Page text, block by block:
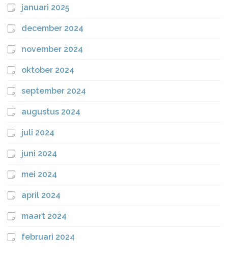
januari 2025
december 2024
november 2024
oktober 2024
september 2024
augustus 2024
juli 2024
juni 2024
mei 2024
april 2024
maart 2024
februari 2024